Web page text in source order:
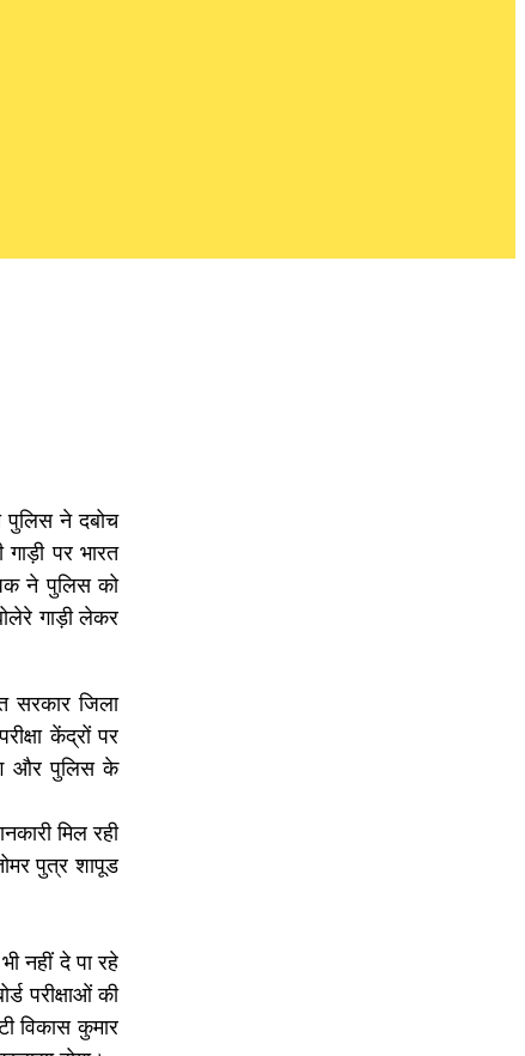
पुलिस ने दबोच
पर भारत
ने पुलिस को
गाड़ी लेकर
सरकार जिला
केंद्रों पर
और पुलिस के
मिल रही
पुत्र शापूड
नहीं दे पा रहे
परीक्षाओं की
विकास कुमार